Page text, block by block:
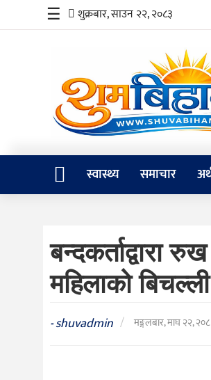
समाचार
संघीय
जीवनशैली
संस्कृति
☰ शुक्रबार, साउन २२, २०८३
स्वास्थ्य समाचार
बन्दकर्ताद्वारा
महिलाको बिचल्ली
-shuvadmin / मङ्गलबार, माघ २२,